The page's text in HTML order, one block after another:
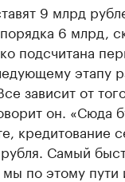
9 млрд
6 млрд,
подсчитана
этапу
зависит от
он. «Сюда
кредитование
Самый
по этому пути